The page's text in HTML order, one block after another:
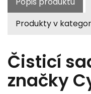
Produkty v
Čisticí
značky